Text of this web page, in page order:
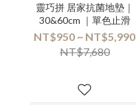
靈巧拼 居家抗菌地墊｜
30&60cm ｜單色止滑
NT$950 ~ NT$5,990
NT$7,680